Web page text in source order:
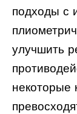
подходы с
улучшить